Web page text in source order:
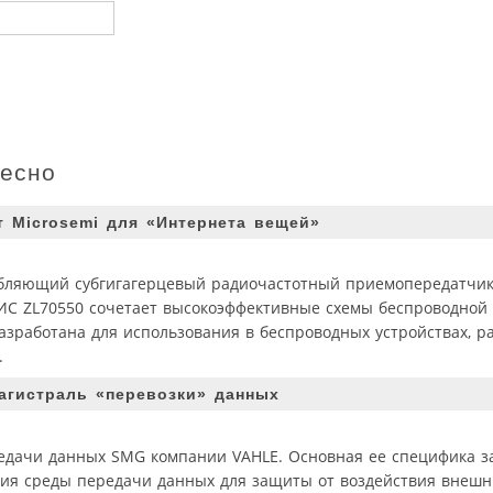
Microsemi для «Интернета вещей»
субгигагерцевый радиочастотный
сочетает высокоэффективные схемы беспроводной
для использования в беспроводных устройствах,
«перевозки» данных
данных SMG компании VAHLE. Основная ее специфика
среды передачи данных для защиты от воздействия